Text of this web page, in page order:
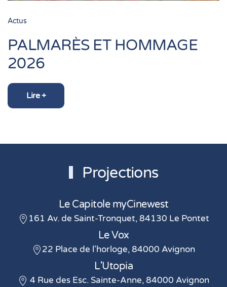
Actus
TALENTS À L’HONNEUR
Projections
Le Capitole myCinewest
161 Av. de Saint-Tronquet, 84130 Le Pontet
Le Vox
22 Place de l'horloge, 84000 Avignon
L'Utopia
4 Rue des Esc. Sainte-Anne, 84000 Avignon